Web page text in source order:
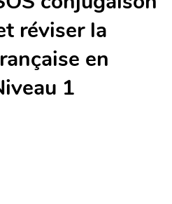
réviser la
en
1